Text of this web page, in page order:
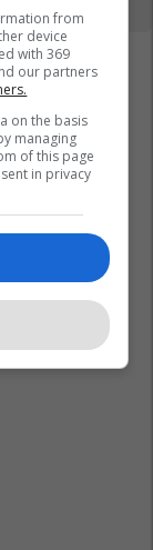
from
device
with 369
our partners
on the basis
managing
of this page
in privacy